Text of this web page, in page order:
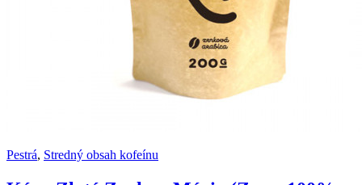
Pestrá, Stredný obsah kofeínu